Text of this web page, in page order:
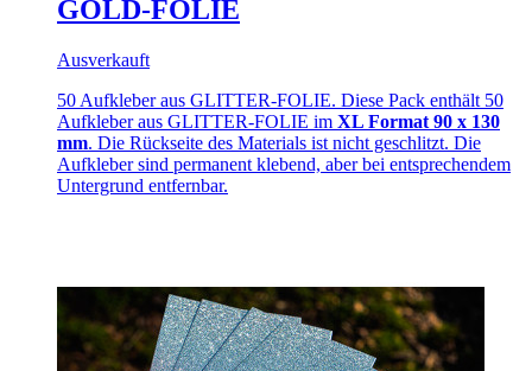
GOLD-FOLIE
Ausverkauft
50 Aufkleber aus GLITTER-FOLIE. Diese Pack enthält 50
Aufkleber aus GLITTER-FOLIE im XL Format 90 x 130
mm. Die Rückseite des Materials ist nicht geschlitzt. Die
Aufkleber sind permanent klebend, aber bei entsprechendem
Untergrund entfernbar.